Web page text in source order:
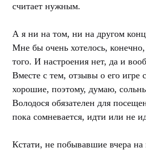
считает нужным.
А я ни на том, ни на другом
Мне бы очень хотелось,
того. И настроения нет, да и
Вместе с тем, отзывы о его игре
хорошие, поэтому, думаю,
Володося обязателен для
пока сомневается, идти или не
Кстати, не побывавшие вчера на